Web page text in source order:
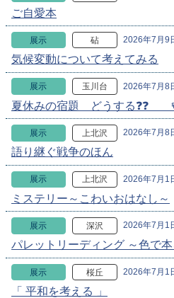
ご自愛本
展示 砧 2026年7月9
気候変動について考えてみる
展示 玉川台 2026年7月8
夏休みの宿題 どうする❓❓
展示 上北沢 2026年7月8
語り継ぐ戦争のほん
展示 上北沢 2026年7月1
ミステリー～こわいおはなし～
展示 深沢 2026年7月1
パレットリーディング ～色で
展示 桜丘 2026年7月1
「 平和を考える 」